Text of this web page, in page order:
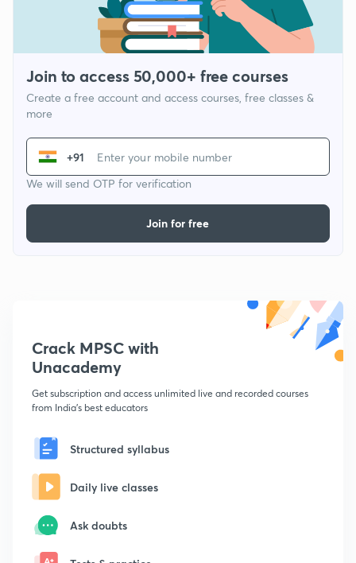
Join to access 50,000+ free courses
Create a free account and access courses, free classes &
more
+91
We will send OTP for verification
Join for free
Crack MPSC with
Unacademy
Get subscription and access unlimited live and recorded courses
from India's best educators
Structured syllabus
Daily live classes
Ask doubts